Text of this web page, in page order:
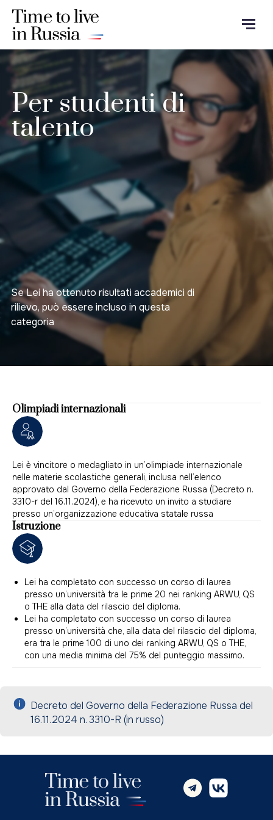
Per studenti di
talento
Se Lei ha ottenuto risultati accademici di
rilievo, può essere incluso in questa
categoria
Olimpiadi internazionali
Lei è vincitore o medagliato in un’olimpiade internazionale
nelle materie scolastiche generali, inclusa nell’elenco
approvato dal Governo della Federazione Russa (Decreto n.
3310-r del 16.11.2024), e ha ricevuto un invito a studiare
presso un’organizzazione educativa statale russa
Istruzione
Lei ha completato con successo un corso di laurea
presso un’università tra le prime 20 nei ranking ARWU, QS
o THE alla data del rilascio del diploma.
Lei ha completato con successo un corso di laurea
presso un’università che, alla data del rilascio del diploma,
era tra le prime 100 di uno dei ranking ARWU, QS o THE,
con una media minima del 75% del punteggio massimo.
Decreto del Governo della Federazione Russa del
16.11.2024 n. 3310-R (in russo)